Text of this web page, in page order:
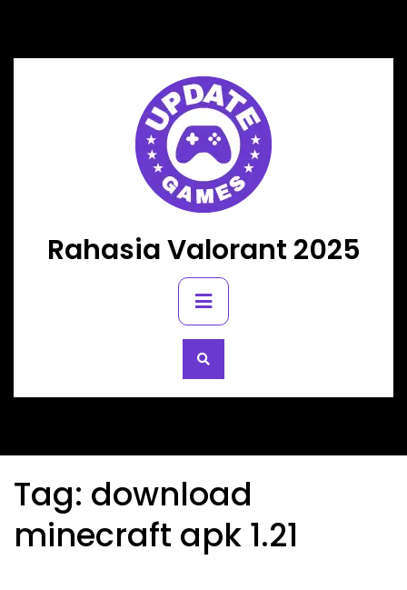
content
Rahasia Valorant 2025
Primary
Menu
Tag: download
minecraft apk 1.21